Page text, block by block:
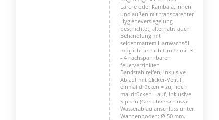
Lärche oder Kambala, innen
und außen mit transparenter
Hygieneversiegelung
beschichtet, alternativ auch
Behandlung mit
seidenmattem Hartwachsöl
möglich. Je nach Größe mit 3
- 4 nachspannbaren
feuerverzinkten
Bandstahlreifen, inklusive
Ablauf mit Clicker-Ventil:
einmal drücken = zu, noch
mal drücken = auf, inklusive
Siphon (Geruchverschluss):
Wasserablaufanschluss unter
Wannenboden: Ø 50 mm.